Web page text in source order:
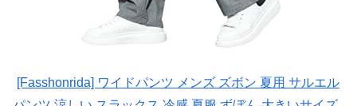
[Fasshonrida] ワイドパンツ メンズ ズボン 夏用 サルエル